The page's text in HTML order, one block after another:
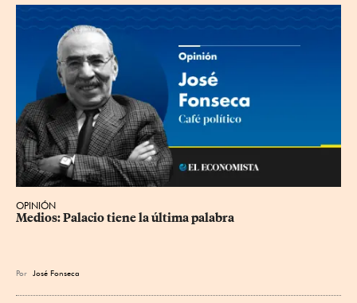
OPINIÓN
Medios: Palacio tiene la última palabra
Por José Fonseca